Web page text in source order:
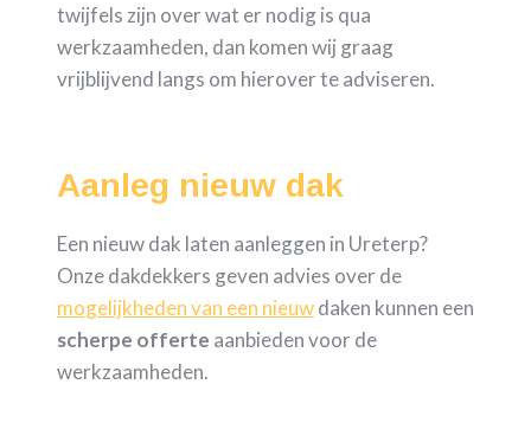
twijfels zijn over wat er nodig is qua
werkzaamheden, dan komen wij graag
vrijblijvend langs om hierover te adviseren.
Aanleg nieuw dak
Een nieuw dak laten aanleggen in Ureterp?
Onze dakdekkers geven advies over de
mogelijkheden van een nieuwdaken kunnen een
scherpe offerte aanbieden voor de
werkzaamheden.